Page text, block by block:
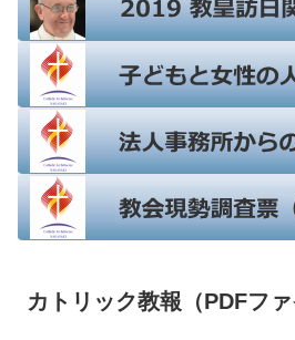
カトリック教報（PDFファ